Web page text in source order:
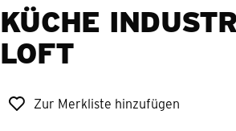
KÜCHE
LOFT
Zur Merkliste hinzufügen